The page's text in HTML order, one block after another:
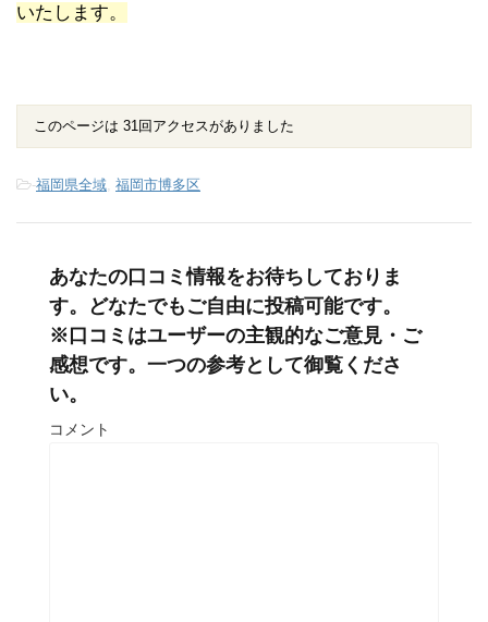
いたします。
このページは 31回アクセスがありました
-福岡県全域, 福岡市博多区
あなたの口コミ情報をお待ちしておりま
す。どなたでもご自由に投稿可能です。
※口コミはユーザーの主観的なご意見・ご
感想です。一つの参考として御覧くださ
い。
コメント